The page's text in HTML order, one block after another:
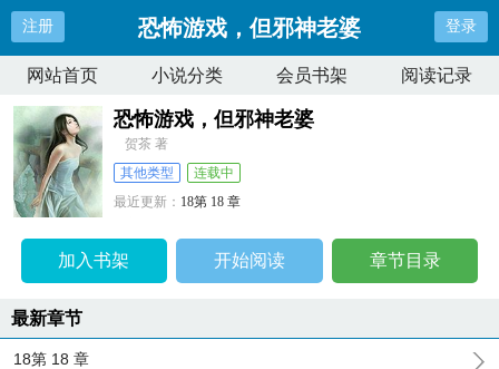
注册 恐怖游戏，但邪神老婆 登录
网站首页 小说分类 会员书架 阅读记录
恐怖游戏，但邪神老婆
贺茶 著
其他类型
连载中
最近更新： 18第 18 章
加入书架 开始阅读 章节目录
最新章节
18第 18 章